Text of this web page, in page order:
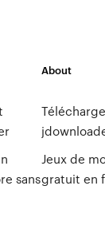
sans
About
Jeux de
gratuit en